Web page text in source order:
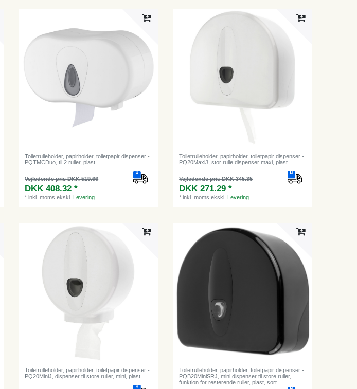
Toiletrulleholder, papirholder, toiletpapir dispenser -
PQTMCDuo, til 2 ruller, plast
Vejledende pris DKK 519.66
DKK 408.32 *
*inkl. moms ekskl.Levering
Toiletrulleholder, papirholder, toiletpapir dispenser -
PQ20MaxiJ, stor rulle dispenser maxi, plast
Vejledende pris DKK 345.35
DKK 271.29 *
*inkl. moms ekskl.Levering
Toiletrulleholder, papirholder, toiletpapir dispenser -
PQ20MiniJ, dispenser til store ruller, mini, plast
Toiletrulleholder, papirholder, toiletpapir dispenser -
PQB20MiniSRJ, mini dispenser til store ruller,
funktion for resterende ruller, plast, sort